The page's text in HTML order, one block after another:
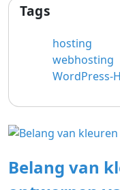
Tags
hosting
webhosting
WordPress-
Belang van